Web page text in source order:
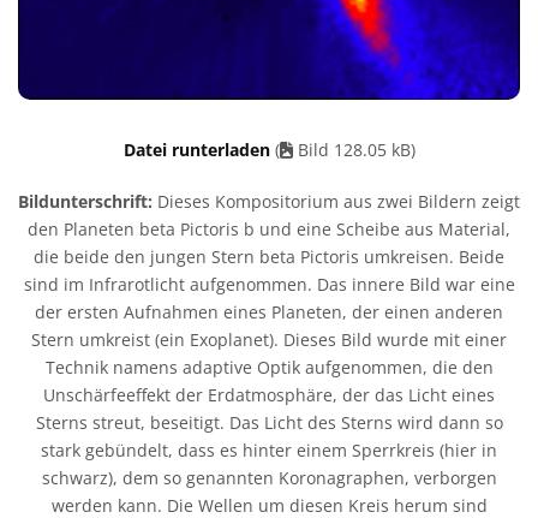
Datei runterladen ( Bild 128.05 kB)
Bildunterschrift: Dieses Kompositorium aus zwei Bildern zeigt
den Planeten beta Pictoris b und eine Scheibe aus Material,
die beide den jungen Stern beta Pictoris umkreisen. Beide
sind im Infrarotlicht aufgenommen. Das innere Bild war eine
der ersten Aufnahmen eines Planeten, der einen anderen
Stern umkreist (ein Exoplanet). Dieses Bild wurde mit einer
Technik namens adaptive Optik aufgenommen, die den
Unschärfeeffekt der Erdatmosphäre, der das Licht eines
Sterns streut, beseitigt. Das Licht des Sterns wird dann so
stark gebündelt, dass es hinter einem Sperrkreis (hier in
schwarz), dem so genannten Koronagraphen, verborgen
werden kann. Die Wellen um diesen Kreis herum sind